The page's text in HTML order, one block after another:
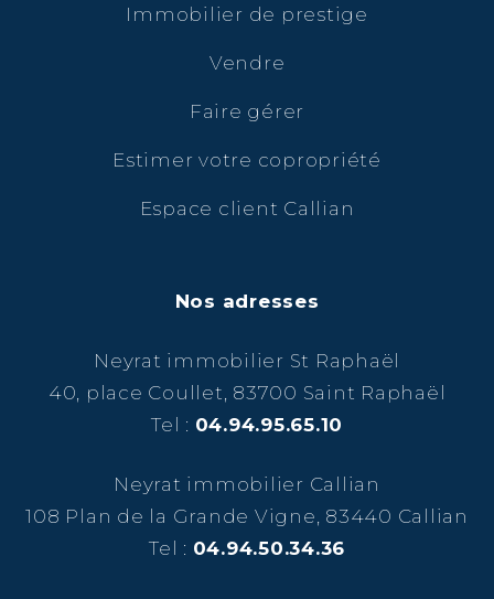
Immobilier de prestige
Vendre
Faire gérer
Estimer votre copropriété
Espace client Callian
Nos adresses
Neyrat immobilier St Raphaël
40, place Coullet, 83700 Saint Raphaël
Tel : 04.94.95.65.10
Neyrat immobilier Callian
108 Plan de la Grande Vigne, 83440 Callian
Tel : 04.94.50.34.36